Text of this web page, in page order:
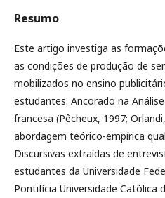
Resumo
Este artigo investiga as
as condições de produção de
mobilizados no ensino
estudantes. Ancorado na
francesa (Pêcheux, 1997;
abordagem teórico-empírica
Discursivas extraídas de
estudantes da Universidade
Pontifícia Universidade Católica